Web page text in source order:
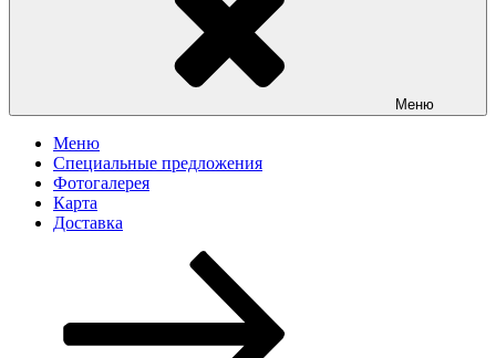
Меню
Меню
Специальные предложения
Фотогалерея
Карта
Доставка